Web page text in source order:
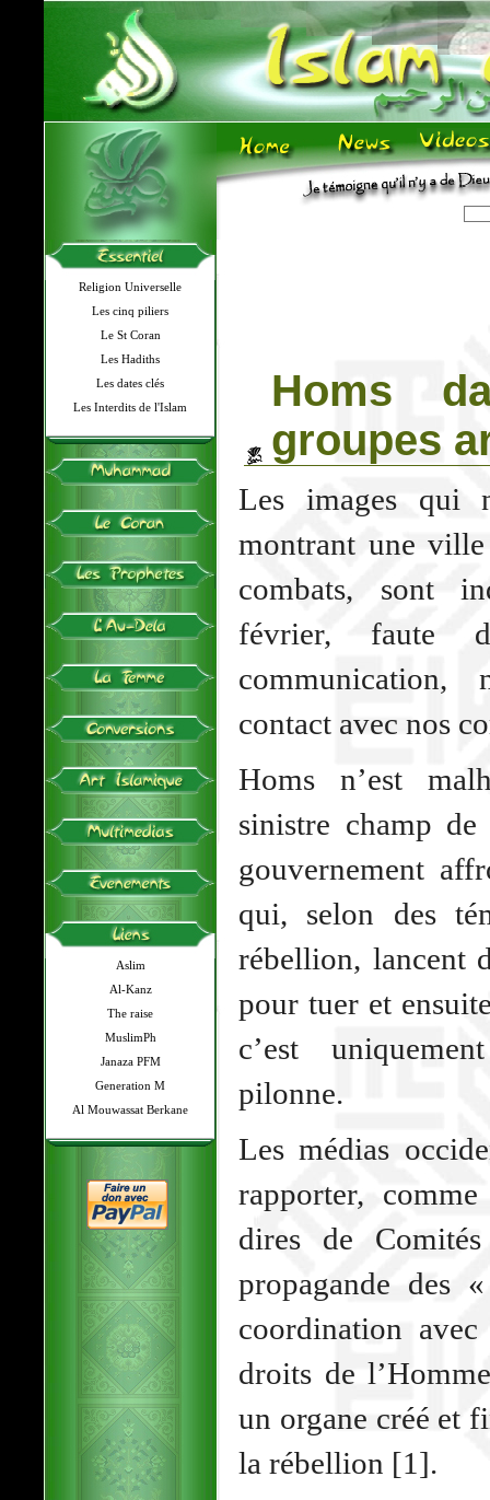
Religion Universelle
Les cinq piliers
Le St Coran
Les Hadiths
Les dates clés
Les Interdits de l'Islam
Aslim
Al-Kanz
The raise
MuslimPh
Janaza PFM
Generation M
Al Mouwassat Berkane
Homs
groupes
Les images qui
montrant une ville
combats, sont
février, faute
contact avec nos
Homs n’est
sinistre champ
gouvernement
qui, selon des
rébellion, lancent
pour tuer et
c’est
pilonne.
Les médias
rapporter,
dires de
propagande des
coordination
droits de
un organe créé et
la rébellion [1].